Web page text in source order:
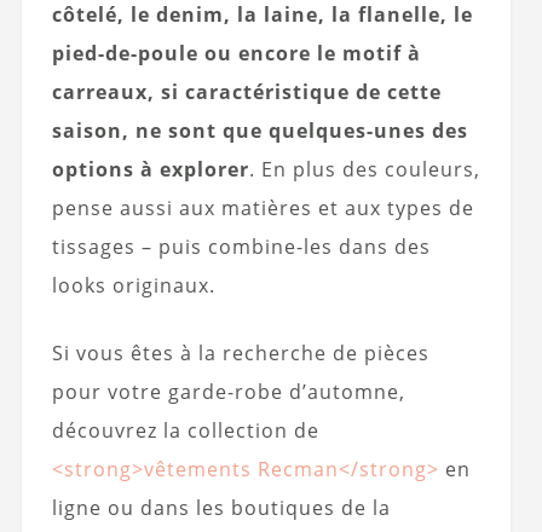
côtelé, le denim, la laine, la flanelle, le
pied-de-poule ou encore le motif à
carreaux, si caractéristique de cette
saison, ne sont que quelques-unes des
options à explorer. En plus des couleurs,
pense aussi aux matières et aux types de
tissages – puis combine-les dans des
looks originaux.
Si vous êtes à la recherche de pièces
pour votre garde-robe d’automne,
découvrez la collection de
<strong>vêtements Recman</strong> en
ligne ou dans les boutiques de la